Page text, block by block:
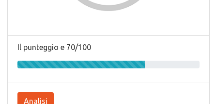
Il punteggio e 70/100
Analisi